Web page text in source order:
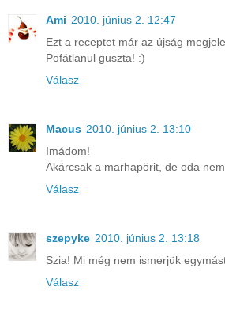
Ami 2010. június 2. 12:47
Ezt a receptet már az újság
Pofátlanul guszta! :)
Válasz
Macus 2010. június 2. 13:10
Imádom!
Akárcsak a marhapörit, de oda
Válasz
szepyke 2010. június 2. 13:18
Szia! Mi még nem ismerjük
Válasz